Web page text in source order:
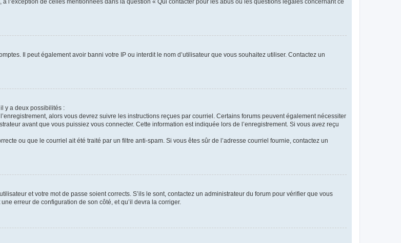
l’exception de celles mentionnées dans la question « Qui contacter pour les abus ou les questions légales concernant ce
Il peut également avoir banni votre IP ou interdit le nom d’utilisateur que vous souhaitez utiliser. Contactez un
y a deux possibilités :
alors vous devrez suivre les instructions reçues par courriel. Certains forums peuvent également nécessiter
avant que vous puissiez vous connecter. Cette information est indiquée lors de l’enregistrement. Si vous avez reçu
ou que le courriel ait été traité par un filtre anti-spam. Si vous êtes sûr de l’adresse courriel fournie, contactez un
et votre mot de passe soient corrects. S’ils le sont, contactez un administrateur du forum pour vérifier que vous
erreur de configuration de son côté, et qu’il devra la corriger.